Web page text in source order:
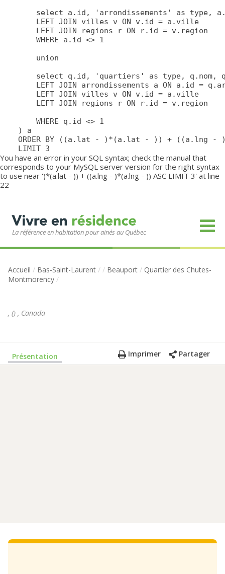
	LIMIT 3
You have an error in your SQL syntax; check the manual that
corresponds to your MySQL server version for the right syntax
to use near ')*(a.lat - )) + ((a.lng - )*(a.lng - )) ASC LIMIT 3' at line
22
La référence en habitation pour ainés au Québec
Accueil / Bas-Saint-Laurent / / Beauport / Quartier des Chutes-
Montmorency /
, () , Canada
Présentation Imprimer Partager